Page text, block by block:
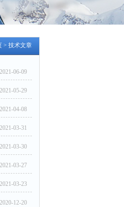
> 技术文章
2021-06-09
2021-05-29
2021-04-08
2021-03-31
2021-03-30
2021-03-27
2021-03-23
2020-12-20